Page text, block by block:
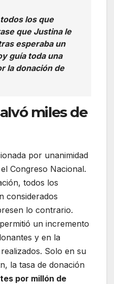
los que
que Justina le
esperaba un
guía toda una
la donación de
miles de
por unanimidad
Congreso Nacional.
todos los
considerados
lo contrario.
un incremento
y en la
Solo en su
la tasa de donación
por millón de